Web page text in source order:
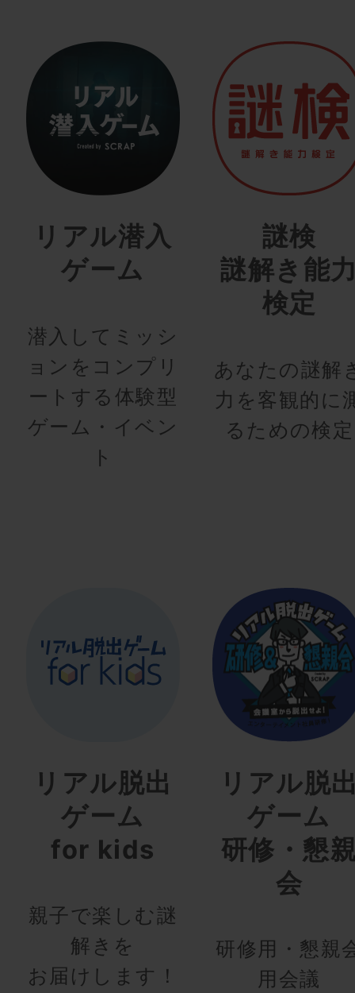
リアル潜入
ゲーム
潜入してミッシ
ョンをコンプリ
ートする体験型
ゲーム・イベン
ト
謎検
謎解き能
検定
あなたの謎解
力を客観的に
るための検定
リアル脱出
ゲーム
for kids
親子で楽しむ謎
解きを
お届けします！
リアル脱
ゲーム
研修・懇
会
研修用・懇親
用会議